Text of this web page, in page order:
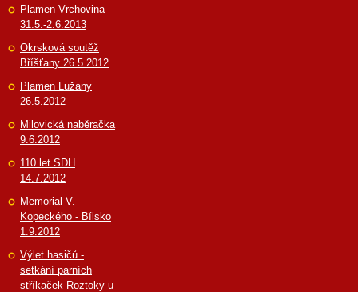
Plamen Vrchovina
31.5.-2.6.2013
Okrsková soutěž
Bříšťany 26.5.2012
Plamen Lužany
26.5.2012
Milovická naběračka
9.6.2012
110 let SDH
14.7.2012
Memorial V.
Kopeckého - Bílsko
1.9.2012
Výlet hasičů -
setkání parních
stříkaček Roztoky u